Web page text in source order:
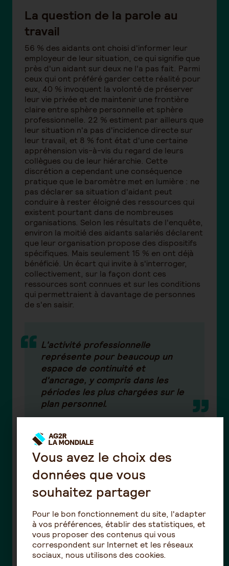
La question de la parole au
travail
56 % des aidants ont choisi d'informer leur
employeur de leur situation, ce qui signifie que
près d'un aidant sur deux ne l'a pas fait. Parmi
ceux qui ont préféré garder cette réalité pour
eux, 40 % invoquent la volonté de préserver
leur vie privée et de maintenir une frontière
claire entre sphère personnelle et sphère
professionnelle. 22 % estiment par ailleurs que
leur situation n'a pas d'incidence directe sur
leur travail, et 8 % font état d'une certaine
appréhension vis-à-vis du regard de leurs
collègues ou de leur hiérarchie. Cette
discrétion a cependant une conséquence
pratique que le baromètre met en lumière : ne
pas déclarer sa situation d'aidant peut
conduire à rester éloigné des ressources qui
existent pourtant dans de nombreuses
organisations. Selon les résultats de l'enquête,
environ la moitié des aidants salariés déclarent
que leur organisation propose des dispositifs
spécifiques. Mais seulement 15 % en ont déjà
bénéficié. Un écart qui invite à s'interroger,
collectivement, sur la façon dont ces
ressources sont connues et sur les conditions
qui permettraient à davantage de personnes
de s'en saisir.
L'activité professionnelle
représente pour beaucoup un
espace de continuité et
d'ancrage, y compris dans les
périodes les plus chargées sur le
plan personnel.
Des ressources qui existent et
qui peuvent aider
Les ressources disponibles dans les
organisations sont souvent plus nombreuses
qu'on ne le croie. Elles couvrent un champ
assez large : aménagement de poste ou
d'horaires, possibilité de télétravail, accès à
Vous avez le choix des
données que vous
souhaitez partager
Pour le bon fonctionnement du site, l'adapter
à vos préférences, établir des statistiques, et
vous proposer des contenus qui vous
correspondent sur Internet et les réseaux
sociaux, nous utilisons des cookies.